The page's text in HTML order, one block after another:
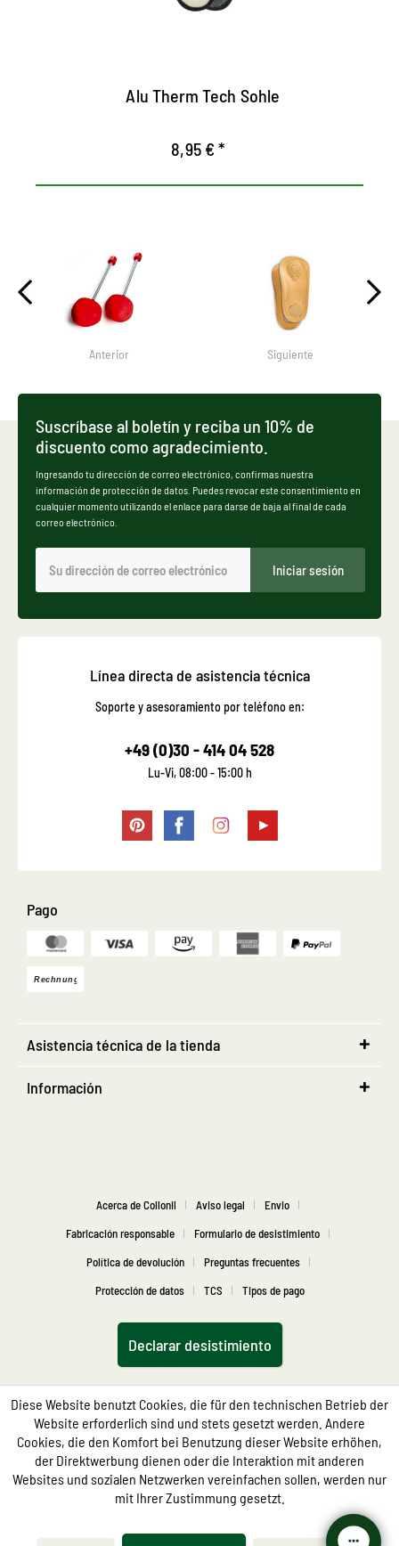
arrendada de manera confiable contra el frío
Alu Therm Tech Sohle
8,95 € *
Anterior Siguiente
Suscríbase al boletín y reciba un 10% de
discuento como agradecimiento.
Ingresando tu dirección de correo electrónico, confirmas nuestra
información de protección de datos. Puedes revocar este consentimiento en
cualquier momento utilizando el enlace para darse de baja al final de cada
correo electrónico.
Iniciar sesión
Línea directa de asistencia técnica
Soporte y asesoramiento por teléfono en:
+49 (0)30 - 414 04 528
Lu-Vi, 08:00 - 15:00 h
Pago
Asistencia técnica de la tienda
Información
Acerca de Collonil Aviso legal
Envio
Fabricación responsable
Formulario de desistimiento
Política de devolución
Preguntas frecuentes
Protección de datos
TCS Tipos de pago
Declarar desistimiento
Diese Website benutzt Cookies, die für den technischen Betrieb der
Website erforderlich sind und stets gesetzt werden. Andere
Cookies, die den Komfort bei Benutzung dieser Website erhöhen,
der Direktwerbung dienen oder die Interaktion mit anderen
Websites und sozialen Netzwerken vereinfachen sollen, werden nur
mit Ihrer Zustimmung gesetzt.